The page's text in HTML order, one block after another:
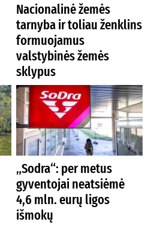
Nacionalinė žemės
tarnyba ir toliau ženklins
formuojamus
valstybinės žemės
sklypus
„Sodra“: per metus
gyventojai neatsiėmė
4,6 mln. eurų ligos
išmokų